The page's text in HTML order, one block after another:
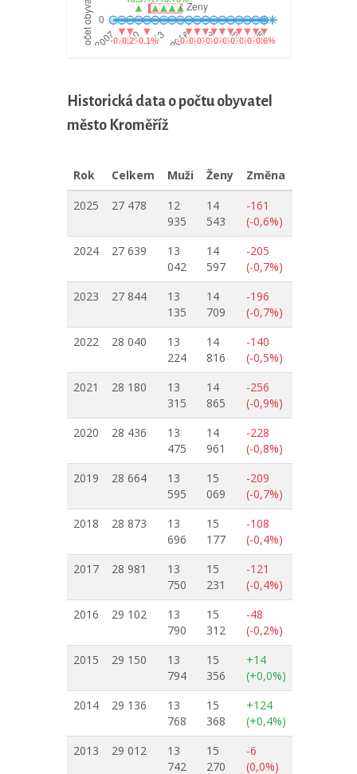
Historická data o počtu obyvatel
město Kroměříž
Rok Celkem Muži Ženy
Změna
2025
27 478
12
935
14
543
-161
(-0,6%)
2024
27 639
13
042
14
597
-205
(-0,7%)
2023
27 844
13
135
14
709
-196
(-0,7%)
2022
28 040
13
224
14
816
-140
(-0,5%)
2021
28 180
13
315
14
865
-256
(-0,9%)
2020
28 436
13
475
14
961
-228
(-0,8%)
2019
28 664
13
595
15
069
-209
(-0,7%)
2018
28 873
13
696
15
177
-108
(-0,4%)
2017
28 981
13
750
15
231
-121
(-0,4%)
2016
29 102
13
790
15
312
-48
(-0,2%)
2015
29 150
13
794
15
356
+14
(+0,0%)
2014
29 136
13
768
15
368
+124
(+0,4%)
2013
29 012
13
742
15
270
-6
(0,0%)